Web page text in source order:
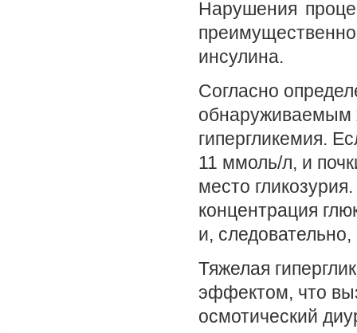
Нарушения
инсулина.
Согласно
обнаруживаемым
гипергликемия.
11 ммоль/л, и
место
концентрация
и, следовательно,
Тяжелая
эффектом, что
осмотический